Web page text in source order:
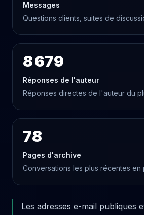
Messages
Questions clients, suites de
8 679
Réponses de l'auteur
Réponses directes de l'auteur du
78
Pages d'archive
Conversations les plus récentes en
Les adresses e-mail publiques